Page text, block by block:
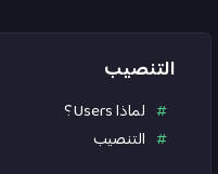
التنصيب
لماذا Users؟
التنصيب